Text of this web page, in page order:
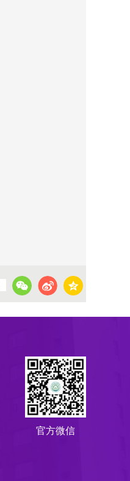
官方微信